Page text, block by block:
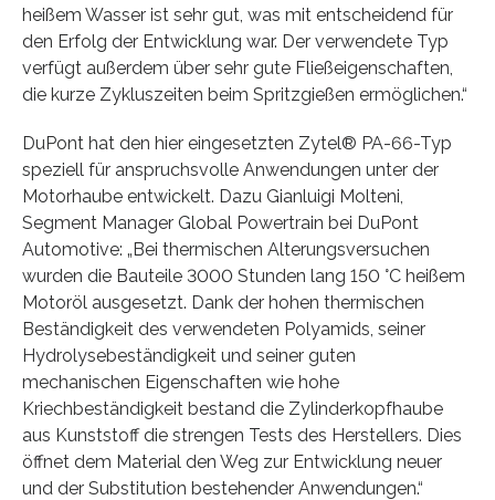
heißem Wasser ist sehr gut, was mit entscheidend für
den Erfolg der Entwicklung war. Der verwendete Typ
verfügt außerdem über sehr gute Fließeigenschaften,
die kurze Zykluszeiten beim Spritzgießen ermöglichen.“
DuPont hat den hier eingesetzten Zytel® PA-66-Typ
speziell für anspruchsvolle Anwendungen unter der
Motorhaube entwickelt. Dazu Gianluigi Molteni,
Segment Manager Global Powertrain bei DuPont
Automotive: „Bei thermischen Alterungsversuchen
wurden die Bauteile 3000 Stunden lang 150 °C heißem
Motoröl ausgesetzt. Dank der hohen thermischen
Beständigkeit des verwendeten Polyamids, seiner
Hydrolysebeständigkeit und seiner guten
mechanischen Eigenschaften wie hohe
Kriechbeständigkeit bestand die Zylinderkopfhaube
aus Kunststoff die strengen Tests des Herstellers. Dies
öffnet dem Material den Weg zur Entwicklung neuer
und der Substitution bestehender Anwendungen.“